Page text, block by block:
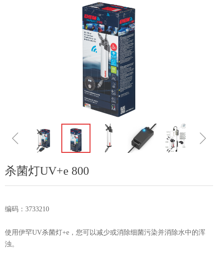
ꁆ ꁇ
杀菌灯UV+e 800
编码：3733210
使用伊罕UV杀菌灯+e，您可以减少或消除细菌污染并消除水中的浑
浊。